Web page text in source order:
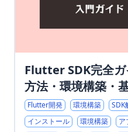
Flutter SDK完全
方法・環境構築・
Flutter開発 環境構築 SDK
インストール
環境構築 ア